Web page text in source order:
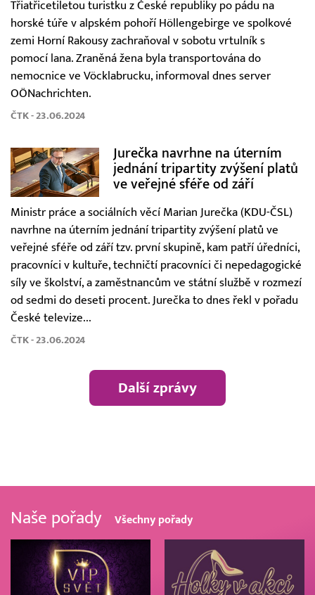
Třiatřicetiletou turistku z České republiky po pádu na
horské túře v alpském pohoří Höllengebirge ve spolkové
zemi Horní Rakousy zachraňoval v sobotu vrtulník s
pomocí lana. Zraněná žena byla transportována do
nemocnice ve Vöcklabrucku, informoval dnes server
OÖNachrichten.
ČTK - 23.06.2024
Jurečka navrhne na úterním
jednání tripartity zvýšení platů
ve veřejné sféře od září
Ministr práce a sociálních věcí Marian Jurečka (KDU-ČSL)
navrhne na úterním jednání tripartity zvýšení platů ve
veřejné sféře od září tzv. první skupině, kam patří úředníci,
pracovníci v kultuře, techničtí pracovníci či nepedagogické
síly ve školství, a zaměstnancům ve státní službě v rozmezí
od sedmi do deseti procent. Jurečka to dnes řekl v pořadu
České televize...
ČTK - 23.06.2024
Další zprávy
Naše pořady Všechny pořady